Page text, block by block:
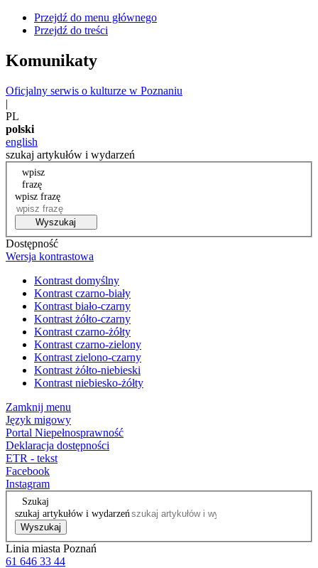
Przejdź do menu głównego
Przejdź do treści
Komunikaty
Oficjalny serwis o kulturze w Poznaniu
|
PL
polski
english
szukaj artykułów i wydarzeń
wpisz
frazę
wpisz frazę
Wyszukaj
Dostępność
Wersja kontrastowa
Kontrast domyślny
Kontrast czarno-biały
Kontrast biało-czarny
Kontrast żółto-czarny
Kontrast czarno-żółty
Kontrast czarno-zielony
Kontrast zielono-czarny
Kontrast żółto-niebieski
Kontrast niebiesko-żółty
Zamknij menu
Język migowy
Portal Niepełnosprawność
Deklaracja dostępności
ETR - tekst
Facebook
Instagram
Szukaj
szukaj artykułów i wydarzeń
Wyszukaj
Linia miasta Poznań
61 646 33 44